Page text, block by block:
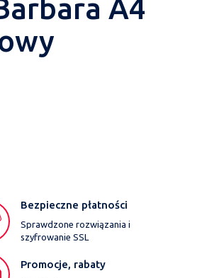
A4
Bezpieczne płatności
Sprawdzone rozwiązania i
szyfrowanie SSL
Promocje, rabaty